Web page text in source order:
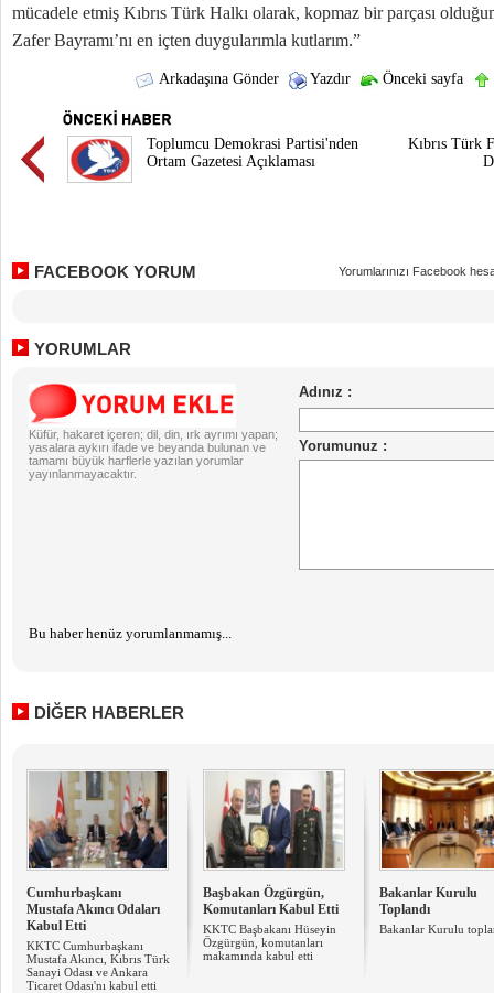
mücadele etmiş Kıbrıs Türk Halkı olarak, kopmaz bir parçası
Zafer Bayramı’nı en içten duygularımla kutlarım.”
Arkadaşına Gönder Yazdır Önceki sayfa
Toplumcu Demokrasi Partisi'nden
Ortam Gazetesi Açıklaması
Kıbrıs Türk
FACEBOOK YORUM Yorumlarınızı Facebook
YORUMLAR
Küfür, hakaret içeren; dil, din, ırk ayrımı yapan;
yasalara aykırı ifade ve beyanda bulunan ve
tamamı büyük harflerle yazılan yorumlar
yayınlanmayacaktır.
Bu haber henüz yorumlanmamış...
DİĞER HABERLER
Cumhurbaşkanı
Mustafa Akıncı Odaları
Kabul Etti
KKTC Cumhurbaşkanı
Mustafa Akıncı, Kıbrıs Türk
Sanayi Odası ve Ankara
Ticaret Odası'nı kabul etti
Başbakan Özgürgün,
Komutanları Kabul Etti
KKTC Başbakanı Hüseyin
Özgürgün, komutanları
makamında kabul etti
Bakanlar Kurulu
Toplandı
Bakanlar Kurulu